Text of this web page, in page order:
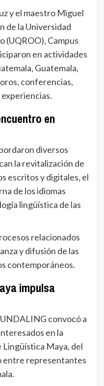
y el maestro Miguel
de la Universidad
(UQROO), Campus
en actividades
Guatemala,
conferencias,
en
diversos
la revitalización de
escritos y digitales, el
de los idiomas
lingüística de las
relacionados
y difusión de las
contemporáneos.
impulsa
convocó a
en la
Lingüística Maya, del
entre representantes